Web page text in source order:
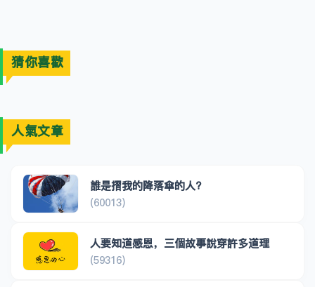
猜你喜歡
人氣文章
誰是摺我的降落傘的人?
(60013)
人要知道感恩，三個故事說穿許多道理
(59316)